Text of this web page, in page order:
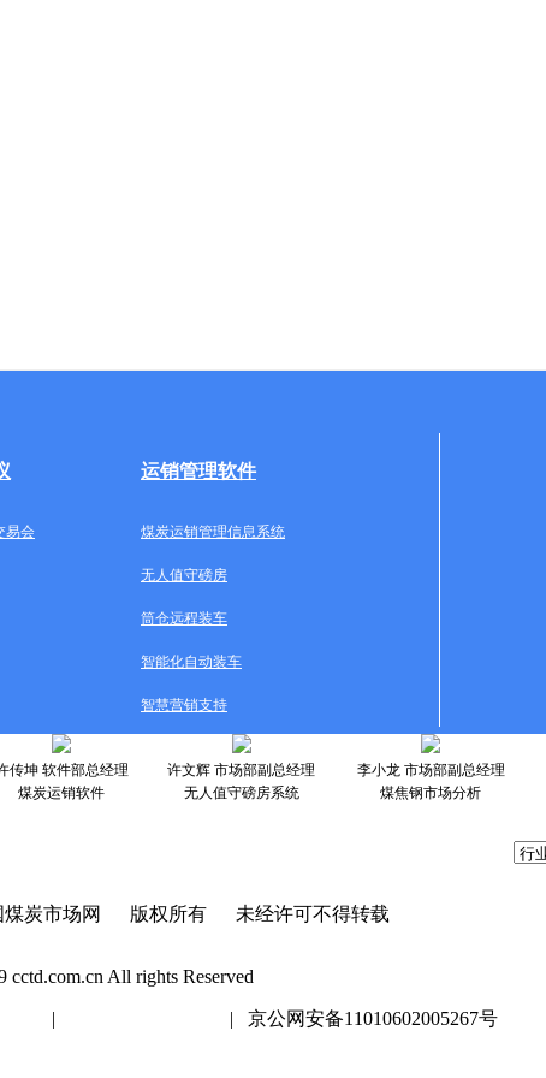
运销管理软件
易会 煤炭运销管理信息系统
无人值守磅房
筒仓远程装车
智能化自动装车
智慧营销支持
传坤 软件部总经理
煤炭运销软件
许文辉 市场部副总经理
无人值守磅房系统
李小龙 市场部副总经理
煤焦钢市场分析
煤炭市场网 版权所有 未经许可不得转载
cctd.com.cn All rights Reserved
| | 京公网安备11010602005267号